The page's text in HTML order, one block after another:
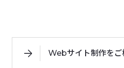
Webサイト制作をご